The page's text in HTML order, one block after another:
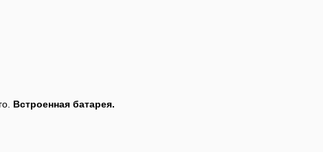
Встроенная батарея.